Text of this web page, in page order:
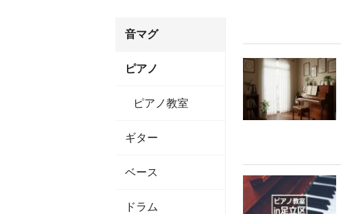
音マグ
ピアノ
ピアノ教室
ギター
ベース
ドラム